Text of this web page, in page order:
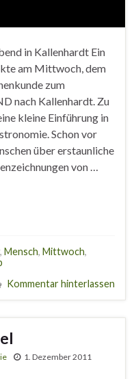
in Kallenhardt Ein
am Mittwoch, dem
zum
nach Kallenhardt. Zu
kleine Einführung in
Schon vor
über erstaunliche
von …
, Mensch, Mittwoch,
Kommentar hinterlassen
1. Dezember 2011